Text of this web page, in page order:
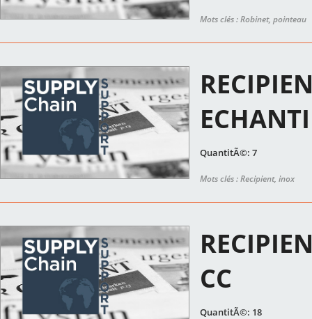
Mots clés : Robinet, pointeau
QuantitÃ©: 7
Mots clés : Recipient, inox
CC
QuantitÃ©: 18